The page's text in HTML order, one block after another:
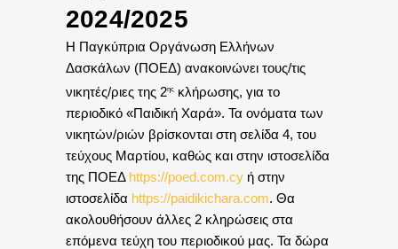
2024/2025
Η Παγκύπρια Οργάνωση Ελλήνων
Δασκάλων (ΠΟΕΔ) ανακοινώνει τους/τις
νικητές/ριες της 2ης κλήρωσης, για το
περιοδικό «Παιδική Χαρά». Τα ονόματα των
νικητών/ριών βρίσκονται στη σελίδα 4, του
τεύχους Μαρτίου, καθώς και στην ιστοσελίδα
της ΠΟΕΔ https://poed.com.cy ή στην
ιστοσελίδα https://paidikichara.com. Θα
ακολουθήσουν άλλες 2 κληρώσεις στα
επόμενα τεύχη του περιοδικού μας. Τα δώρα